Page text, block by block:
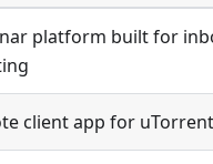
platform built for
client app for